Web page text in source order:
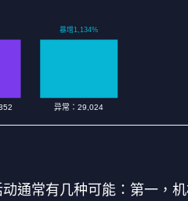
异常：29,024
暴增1,134%
通常有几种可能：第一，